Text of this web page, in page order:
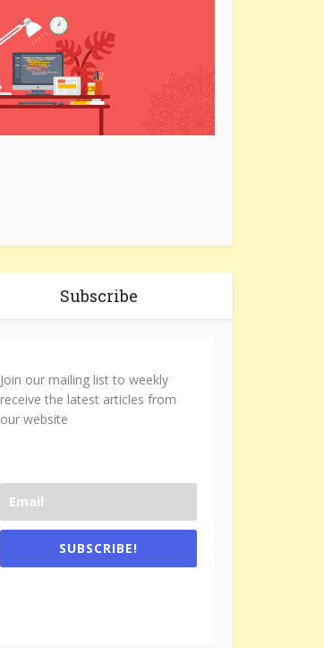
Subscribe
Join our mailing list to weekly
receive the latest articles from
our website
SUBSCRIBE!